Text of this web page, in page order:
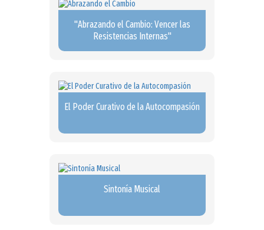
"Abrazando el Cambio: Vencer las
Resistencias Internas"
El Poder Curativo de la Autocompasión
Sintonía Musical